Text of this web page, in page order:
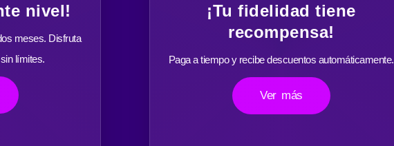
nivel!
meses. Disfruta
límites.
¡Tu fidelidad tiene
recompensa!
Paga a tiempo y recibe descuentos automáticamente.
Ver más